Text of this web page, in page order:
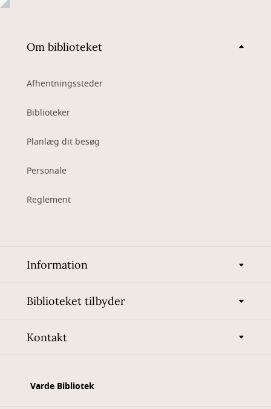
Om biblioteket
Afhentningssteder
Biblioteker
Planlæg dit besøg
Personale
Reglement
Information
Biblioteket tilbyder
Kontakt
Varde Bibliotek